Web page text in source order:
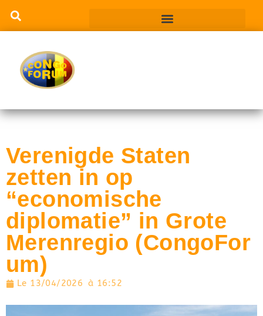
Verenigde Staten
zetten in op
“economische
diplomatie” in Grote
Merenregio (CongoFor
um)
Le 13/04/2026 à 16:52